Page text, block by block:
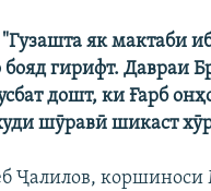
"Гузашта як мактаби
гирифт. Давраи
дошт, ки Ғарб
шӯравӣ шикаст
Ҷалилов, коршиноси